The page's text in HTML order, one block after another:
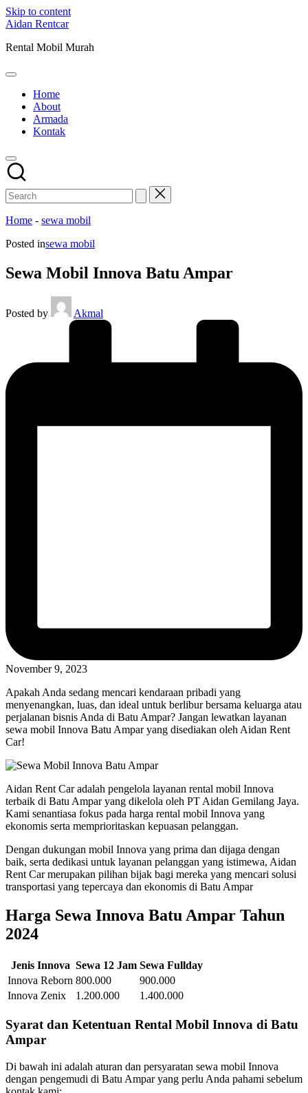
Skip to content
Aidan Rentcar
Rental Mobil Murah
Home
About
Armada
Kontak
Home - sewa mobil
Posted insewa mobil
Sewa Mobil Innova Batu Ampar
Posted by Akmal
November 9, 2023
Apakah Anda sedang mencari kendaraan pribadi yang
menyenangkan, luas, dan ideal untuk berlibur bersama keluarga atau
perjalanan bisnis Anda di Batu Ampar? Jangan lewatkan layanan
sewa mobil Innova Batu Ampar yang disediakan oleh Aidan Rent
Car!
Aidan Rent Car adalah pengelola layanan rental mobil Innova
terbaik di Batu Ampar yang dikelola oleh PT Aidan Gemilang Jaya.
Kami senantiasa fokus pada harga rental mobil Innova yang
ekonomis serta memprioritaskan kepuasan pelanggan.
Dengan dukungan mobil Innova yang prima dan dijaga dengan
baik, serta dedikasi untuk layanan pelanggan yang istimewa, Aidan
Rent Car merupakan pilihan bijak bagi mereka yang mencari solusi
transportasi yang tepercaya dan ekonomis di Batu Ampar
Harga Sewa Innova Batu Ampar Tahun
2024
Jenis Innova Sewa 12 Jam Sewa Fullday
Innova Reborn 800.000
900.000
Innova Zenix
1.200.000 1.400.000
Syarat dan Ketentuan Rental Mobil Innova di Batu
Ampar
Di bawah ini adalah aturan dan persyaratan sewa mobil Innova
dengan pengemudi di Batu Ampar yang perlu Anda pahami sebelum